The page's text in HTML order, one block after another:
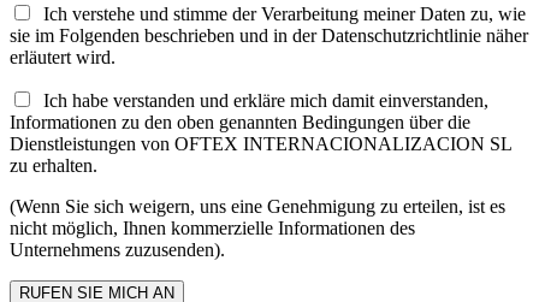
Ich verstehe und stimme der Verarbeitung meiner Daten zu, wie
sie im Folgenden beschrieben und in der Datenschutzrichtlinie näher
erläutert wird.
Ich habe verstanden und erkläre mich damit einverstanden,
Informationen zu den oben genannten Bedingungen über die
Dienstleistungen von OFTEX INTERNACIONALIZACION SL
zu erhalten.
(Wenn Sie sich weigern, uns eine Genehmigung zu erteilen, ist es
nicht möglich, Ihnen kommerzielle Informationen des
Unternehmens zuzusenden).